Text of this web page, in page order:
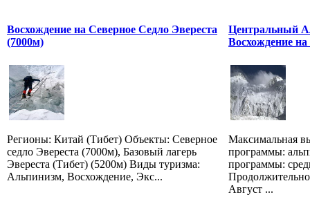
Восхождение на Северное Седло Эвереста
(7000м)
Регионы: Китай (Тибет) Объекты: Северное
седло Эвереста (7000м), Базовый лагерь
Эвереста (Тибет) (5200м) Виды туризма:
Альпинизм, Восхождение, Экс...
Центральный
Восхождение
Максимальная
программы:
программы:
Август ...